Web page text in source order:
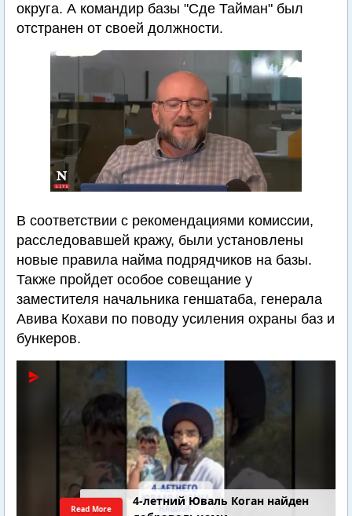
округа. А командир базы "Сде Тайман" был
отстранен от своей должности.
В соответствии с рекомендациями комиссии,
расследовавшей кражу, были установлены
новые правила найма подрядчиков на базы.
Также пройдет особое совещание у
заместителя начальника геншатаба, генерала
Авива Кохави по поводу усиления охраны баз и
бункеров.
4-летний Юваль Коган найден
Read More